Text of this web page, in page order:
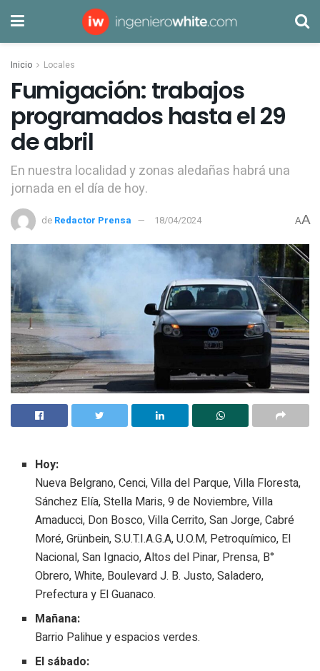
Inicio Locales
Fumigación: trabajos
programados hasta el 29
de abril
En nuestra localidad y zonas aledañas habrá una
jornada en el día de hoy.
de Redactor Prensa 18/04/2024 AA
Hoy:
Nueva Belgrano, Cenci, Villa del Parque, Villa Floresta,
Sánchez Elía, Stella Maris, 9 de Noviembre, Villa
Amaducci, Don Bosco, Villa Cerrito, San Jorge, Cabré
Moré, Grünbein, S.U.T.I.A.G.A, U.O.M, Petroquímico, El
Nacional, San Ignacio, Altos del Pinar, Prensa, B°
Obrero, White, Boulevard J. B. Justo, Saladero,
Prefectura y El Guanaco.
Mañana:
Barrio Palihue y espacios verdes.
El sábado: